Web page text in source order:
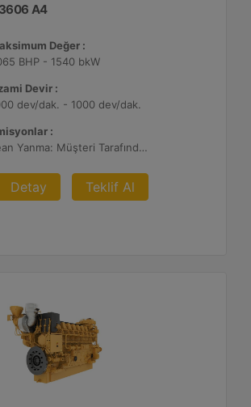
A4
Değer :
BHP - 1540 bkW
Devir :
dev/dak. - 1000 dev/dak.
:
Lean Yanma: Müşteri Tarafından Sağlanan Atık Arıtma ile NSPS Saha Uyumluluğuna Sahiptir, 0,3 g ve 0,5 g/bhp-sa. NOx
Detay Teklif Al